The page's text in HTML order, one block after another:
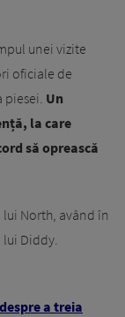
unei vizite
oficiale de
piesei. Un
la care
să oprească
North, având în
lui Diddy.
a treia